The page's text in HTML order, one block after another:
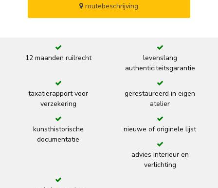
routebeschrijving
12 maanden ruilrecht
levenslang
authenticiteitsgarantie
taxatierapport voor
verzekering
gerestaureerd in eigen
atelier
kunsthistorische
documentatie
nieuwe of originele lijst
advies interieur en
verlichting